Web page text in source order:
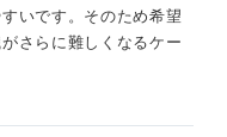
いです。そのため希望
さらに難しくなるケー